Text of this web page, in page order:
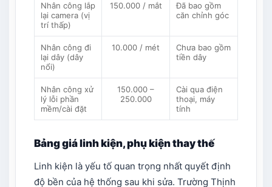
Nhân công lắp
lại camera (vị
trí thấp)
150.000 / mắt
Đã bao gồm
căn chỉnh góc
Nhân công đi
lại dây (dây
nổi)
10.000 / mét
Chưa bao gồm
tiền dây
Nhân công xử
lý lỗi phần
mềm/cài đặt
150.000 –
250.000
Cài qua điện
thoại, máy
tính
Bảng giá linh kiện, phụ kiện thay thế
Linh kiện là yếu tố quan trọng nhất quyết định
độ bền của hệ thống sau khi sửa. Trường Thịnh